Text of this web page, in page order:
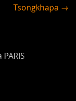
Tsongkhapa →